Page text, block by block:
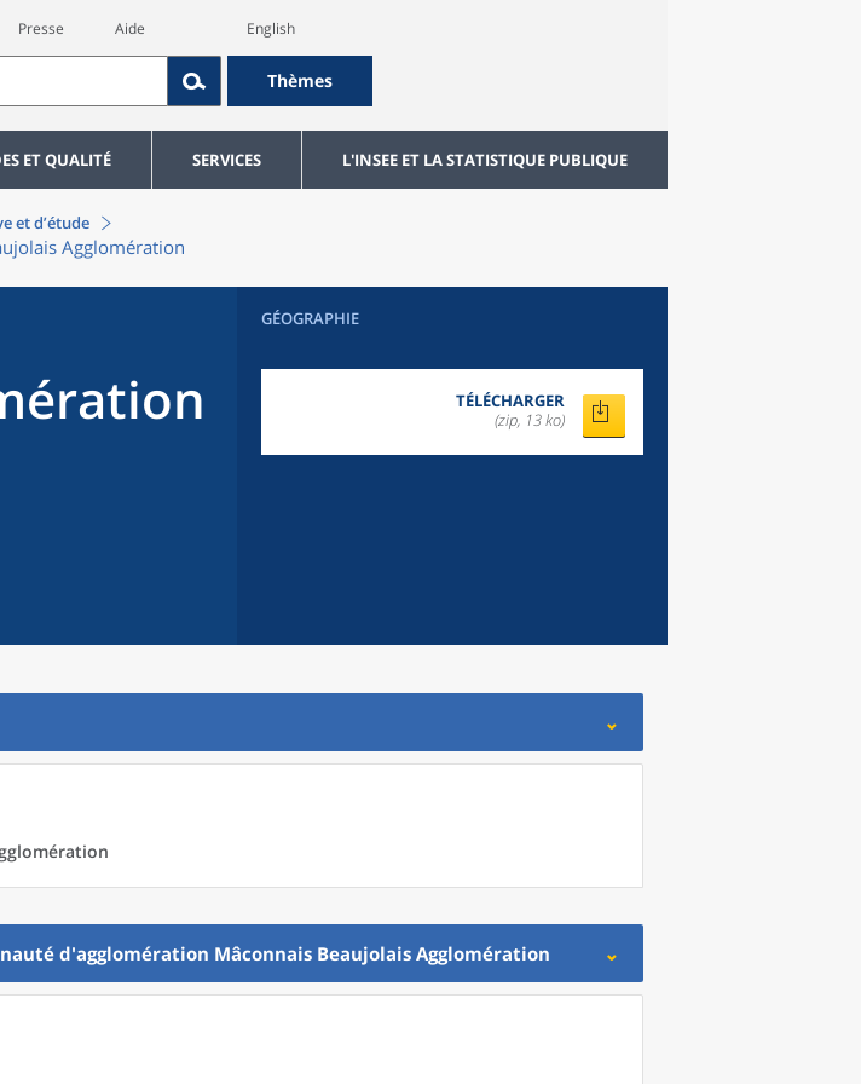
Presse Aide English
Thèmes
ET QUALITÉ SERVICES L'INSEE ET LA STATISTIQUE PUBLIQUE
et d’étude
Agglomération
GÉOGRAPHIE
TÉLÉCHARGER
(zip, 13 ko)
d'agglomération Mâconnais Beaujolais Agglomération